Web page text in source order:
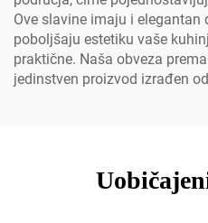
Ove slavine imaju i
poboljšaju estetiku vaše
praktične. Naša obveza
jedinstven proizvod izrađen